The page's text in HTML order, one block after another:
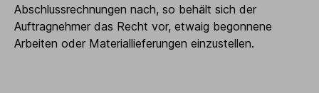
Abschlussrechnungen nach, so behält sich der
Auftragnehmer das Recht vor, etwaig begonnene
Arbeiten oder Materiallieferungen einzustellen.